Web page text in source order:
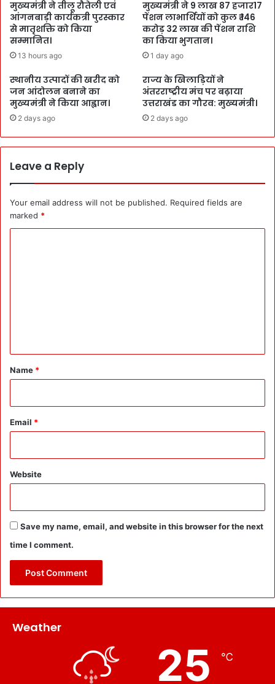
मुख्यमंत्री ने तीलू रौतेली एवं
आंगनबाड़ी कार्यकत्री पुरस्कार
से मातृशक्ति को किया
सम्मानित।
13 hours ago
मुख्यमंत्री ने 9 लाख 87 हजार17
पेंशन लाभार्थियों को कुल ₹ 146
करोड़ 32 लाख की पेंशन राशि
का किया भुगतान।
1 day ago
स्थानीय उत्पादों की खरीद को
जन आंदोलन बनाने का
मुख्यमंत्री ने किया आह्वान।
2 days ago
राज्य के खिलाड़ियों ने
अंतरराष्ट्रीय मंच पर बढ़ाया
उत्तराखंड का गौरव: मुख्यमंत्री।
2 days ago
Leave a Reply
Your email address will not be published. Required fields are
marked *
*
Name *
Email *
Website
Save my name, email, and website in this browser for the next
time I comment.
Weather
25 ℃